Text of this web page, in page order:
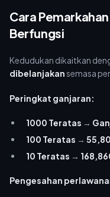
Cara
Berfungsi
Kedudukan dikaitkan
dibelanjakansemasa
Peringkat ganjaran:
1000 Teratas →
100 Teratas →
10 Teratas →
Pengesahan